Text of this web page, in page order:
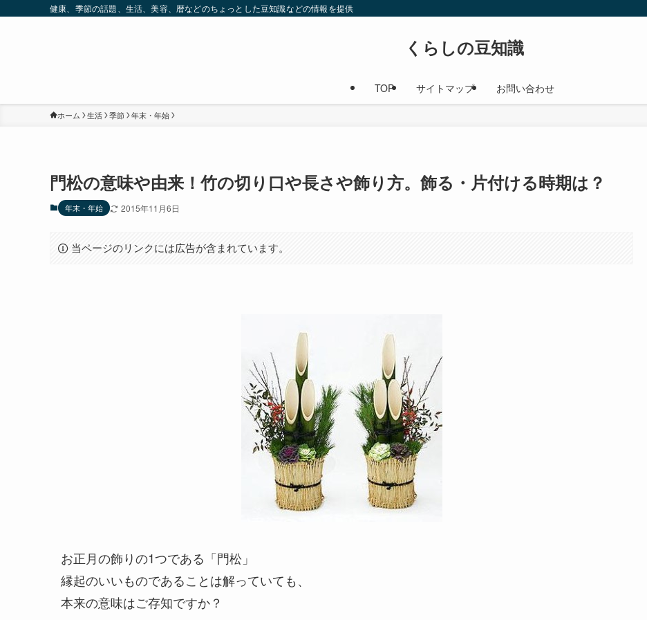
健康、季節の話題、生活、美容、暦などのちょっとした豆知識などの情報を提供
くらしの豆知識
TOP サイトマップ お問い合わせ
ホーム 生活 季節 年末・年始
門松の意味や由来！竹の切り口や長さや飾り方。飾る・片付ける時期は？
年末・年始 2015年11月6日
当ページのリンクには広告が含まれています。
お正月の飾りの1つである「門松」
縁起のいいものであることは解っていても、
本来の意味はご存知ですか？